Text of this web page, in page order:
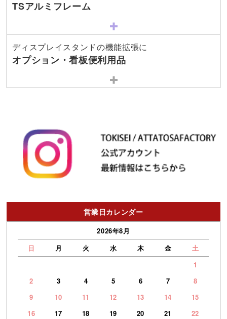
TSアルミフレーム
ディスプレイスタンドの機能拡張に
オプション・看板便利用品
営業日カレンダー
2026年8月
日
月 火 水 木 金
土
1
2
3 4 5 6 7
8
9
10 11 12 13 14
15
16
17 18 19 20 21
22